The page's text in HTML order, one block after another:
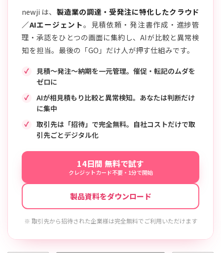
newji は、 製造業の調達・受発注に特化したクラウド
／AIエージェント。見積依頼・発注書作成・進捗管
理・承認をひとつの画面に集約し、AIが比較と異常検
知を担当。最後の「GO」だけ人が押す仕組みです。
見積〜発注〜納期を一元管理。催促・転記のムダを
ゼロに
AIが相見積もり比較と異常検知。あなたは判断だけ
に集中
取引先は「招待」で完全無料。自社コストだけで取
引先ごとデジタル化
14日間 無料で試す
クレジットカード不要・1分で開始
製品資料をダウンロード
※ 取引先から招待された企業様は完全無料でご利用いただけます